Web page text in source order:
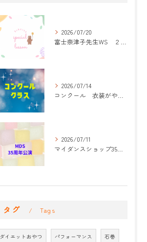
2026/07/20
富士奈津子先生WS ２回目
2026/07/14
コンクール 衣装がやって来た！
2026/07/11
マイダンスショップ35周年記念公演 振付開始
タグ Tags
ダイエットおやつ パフォーマンス 石巻